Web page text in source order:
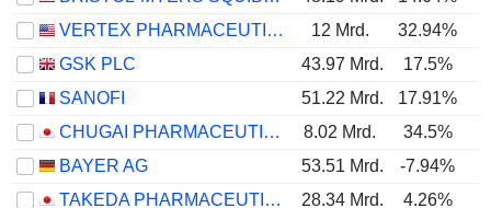
VERTEX PHARMACEUTICALS INCORPORATED
12 Mrd. 32.94%
GSK PLC
43.97 Mrd. 17.5%
SANOFI
51.22 Mrd. 17.91%
CHUGAI PHARMACEUTICAL CO., LTD.
8.02 Mrd. 34.5%
BAYER AG
53.51 Mrd. -7.94%
TAKEDA PHARMACEUTICAL COMPANY LIMITED
28.34 Mrd. 4.26%